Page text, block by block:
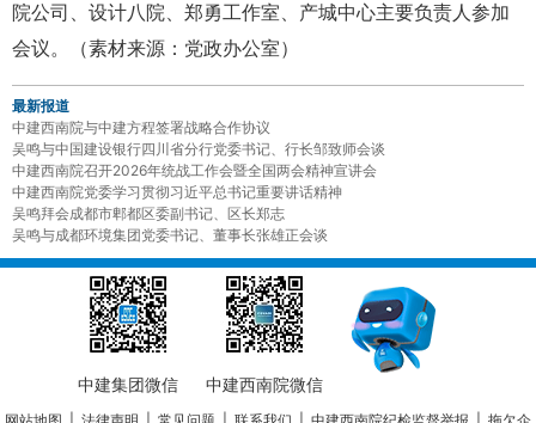
院公司、设计八院、郑勇工作室、产城中心主要负责人参加
会议。（素材来源：党政办公室）
最新报道
中建西南院与中建方程签署战略合作协议
吴鸣与中国建设银行四川省分行党委书记、行长邹致师会谈
中建西南院召开2026年统战工作会暨全国两会精神宣讲会
中建西南院党委学习贯彻习近平总书记重要讲话精神
吴鸣拜会成都市郫都区委副书记、区长郑志
吴鸣与成都环境集团党委书记、董事长张雄正会谈
中建集团微信 中建西南院微信